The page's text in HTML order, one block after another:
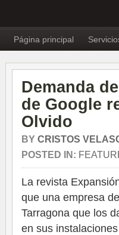
Página principal
Demanda
de Google
Olvido
BY CRISTOS
POSTED IN:
La revista
que una empresa
Tarragona que los
en sus